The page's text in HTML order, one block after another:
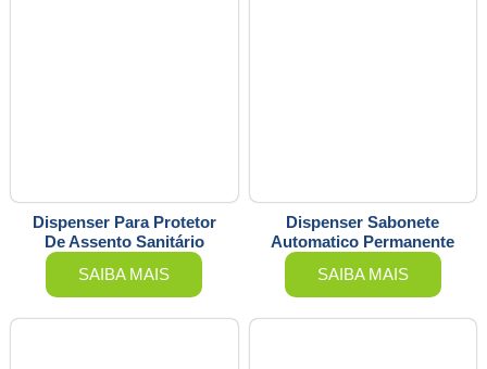
Dispenser Para Protetor
De Assento Sanitário
SAIBA MAIS
Dispenser Sabonete
Automatico Permanente
SAIBA MAIS